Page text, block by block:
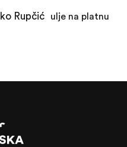
Rupčić ulje na platnu